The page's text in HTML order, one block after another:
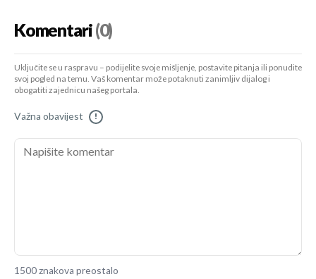
Komentari(0)
Uključite se u raspravu – podijelite svoje mišljenje, postavite pitanja ili ponudite
svoj pogled na temu. Vaš komentar može potaknuti zanimljiv dijalog i
obogatiti zajednicu našeg portala.
Važna obavijest !
1500 znakova preostalo